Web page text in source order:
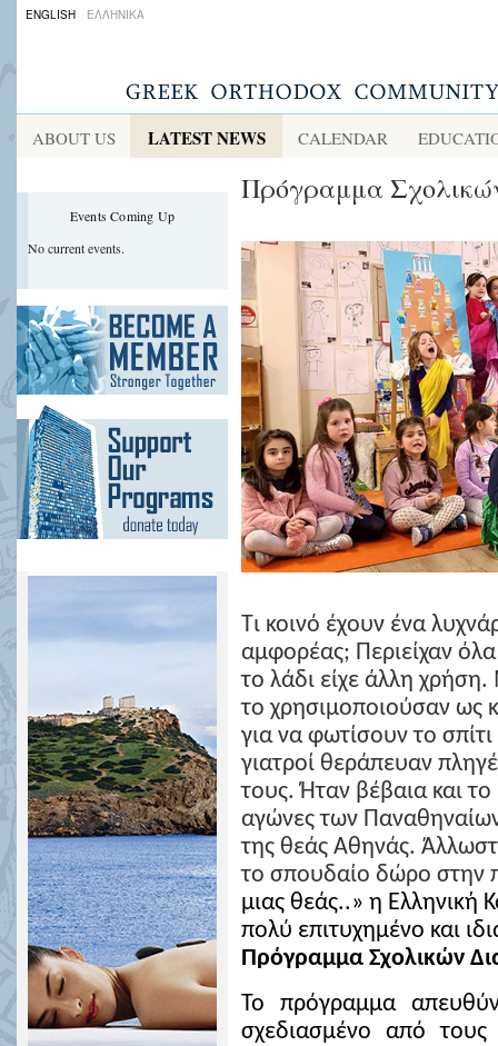
ENGLISH ΕΛΛΗΝΙΚΑ
ABOUT US LATEST NEWS CALENDAR
Events Coming Up
No current events.
Πρόγραμμα
Τι κοινό έχουν ένα
αμφορέας; Περιείχαν
το λάδι είχε άλλη
το χρησιμοποιούσαν ως
για να φωτίσουν το
γιατροί θεράπευαν
τους. Ήταν βέβαια και το
αγώνες των
της θεάς Αθηνάς.
το σπουδαίο δώρο στην
μιας θεάς..» η Ελληνική
πολύ επιτυχημένο και
Πρόγραμμα Σχολικών
Το πρόγραμμα
σχεδιασμένο από τους